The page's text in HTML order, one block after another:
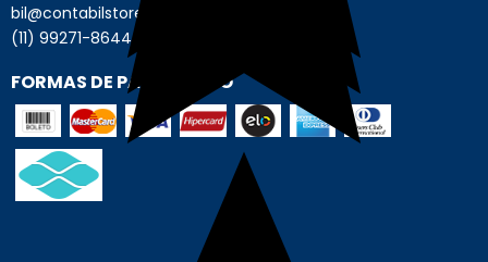
bil@contabilstore.org.br
(11) 99271-8644
FORMAS DE PAGAMENTO